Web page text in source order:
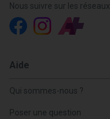
Nous suivre sur les réseaux
Aide
Qui sommes-nous ?
Poser une question